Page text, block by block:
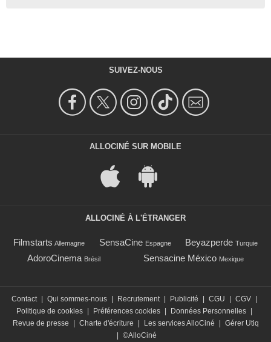
SUIVEZ-NOUS
ALLOCINÉ SUR MOBILE
ALLOCINÉ À L'ÉTRANGER
Filmstarts Allemagne SensaCine Espagne Beyazperde Turquie
AdoroCinema Brésil Sensacine México Mexique
Contact | Qui sommes-nous | Recrutement | Publicité | CGU | CGV |
Politique de cookies | Préférences cookies | Données Personnelles |
Revue de presse
| Charte d'écriture | Les services AlloCiné | Gérer Utiq
| ©AlloCiné